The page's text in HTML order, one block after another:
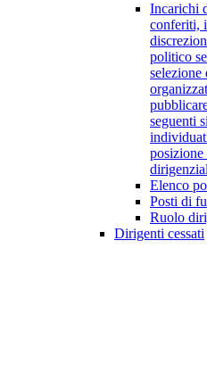
Incarichi
conferiti,
politico
seguenti
Elenco
Posti di
Ruolo
Dirigenti cessati